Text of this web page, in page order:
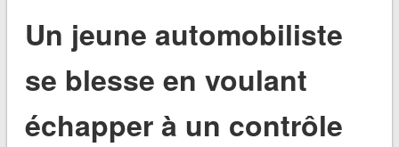
Un jeune automobiliste
se blesse en voulant
échapper à un contrôle